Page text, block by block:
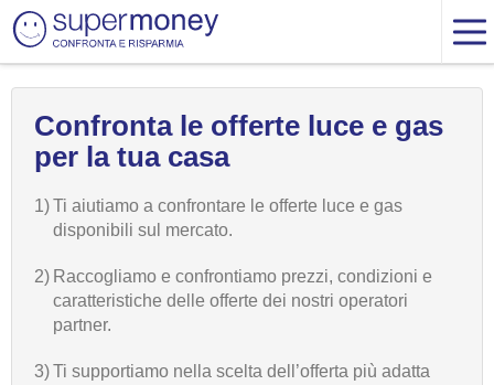
Confronta le offerte luce e gas
per la tua casa
1)Ti aiutiamo a confrontare le offerte luce e gas
disponibili sul mercato.
2) Raccogliamo e confrontiamo prezzi, condizioni e
caratteristiche delle offerte dei nostri operatori
partner.
3)Ti supportiamo nella scelta dell’offerta più adatta